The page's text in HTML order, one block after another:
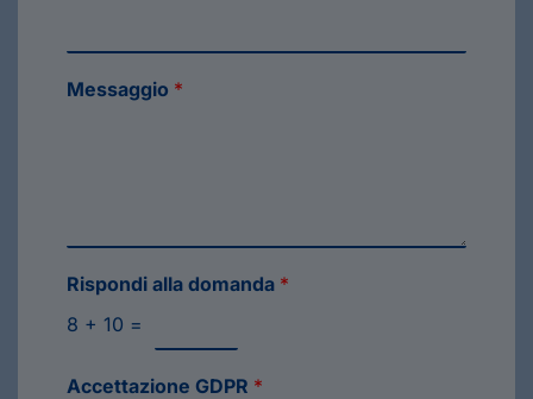
Messaggio *
Rispondi alla domanda *
8 + 10 =
Accettazione GDPR *